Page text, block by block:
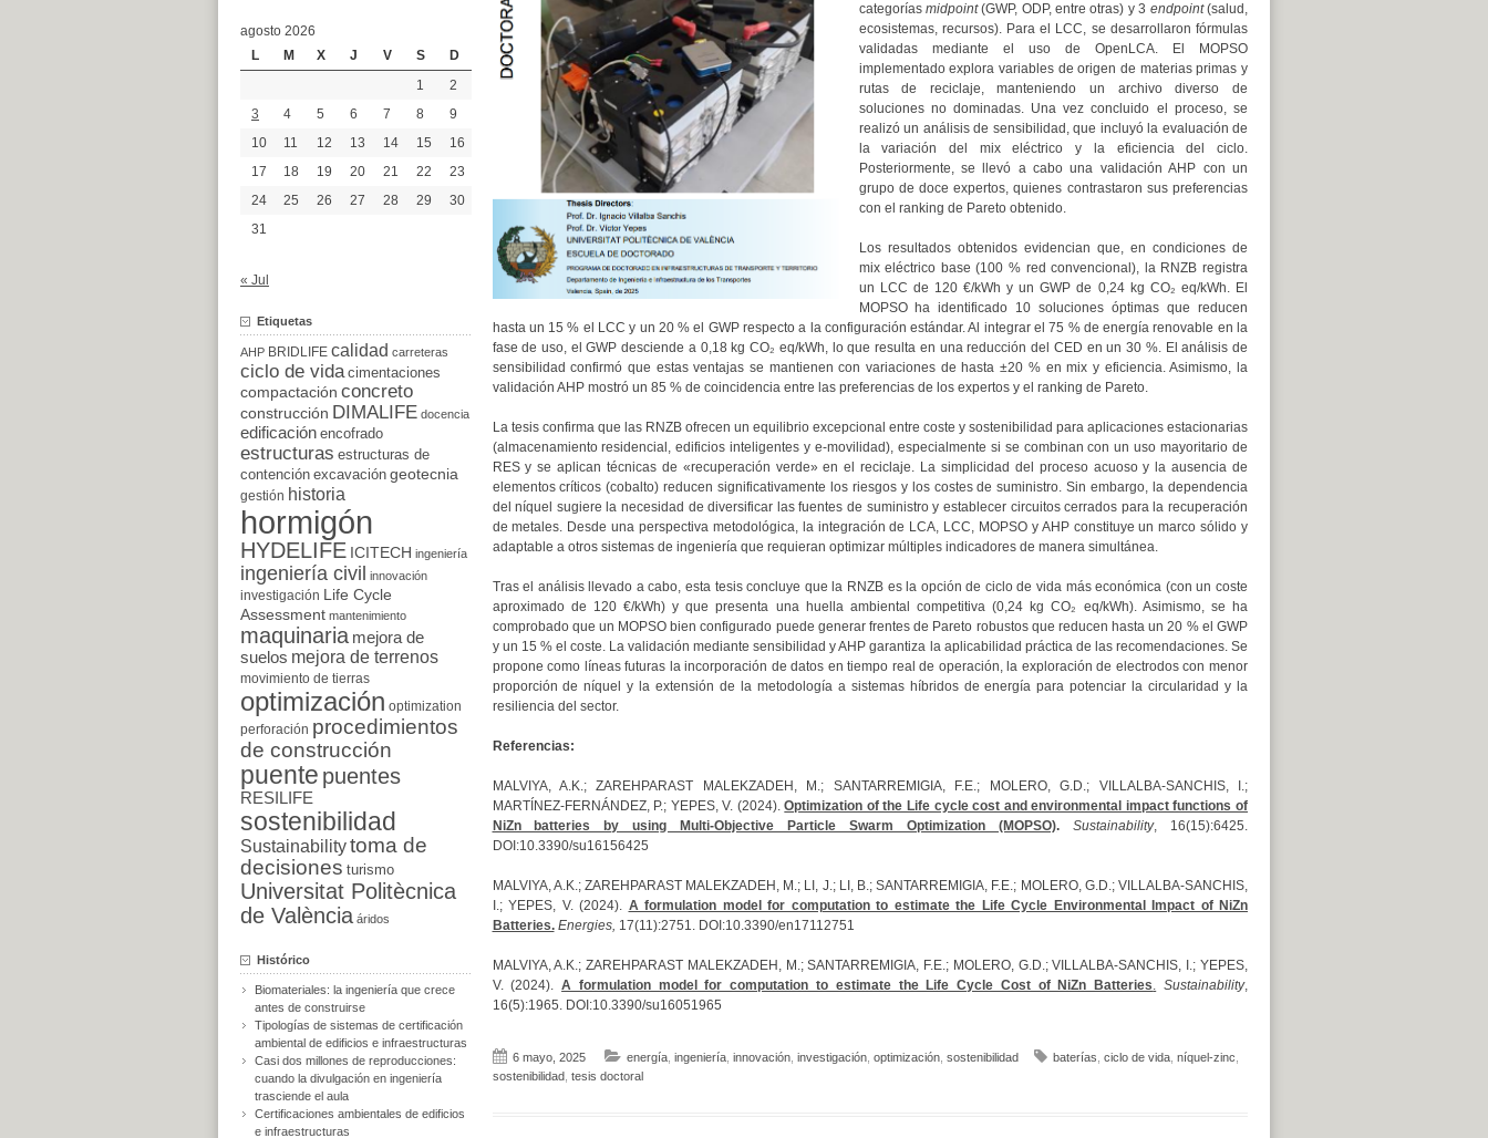
categorías midpoint(GWP, ODP, entre otras) y 3 endpoint(salud,
ecosistemas, recursos). Para el LCC, se desarrollaron fórmulas
validadas mediante el uso de OpenLCA. El MOPSO
implementado explora variables de origen de materias primas y
rutas de reciclaje, manteniendo un archivo diverso de
soluciones no dominadas. Una vez concluido el proceso, se
realizó un análisis de sensibilidad, que incluyó la evaluación de
la variación del mix eléctrico y la eficiencia del ciclo.
Posteriormente, se llevó a cabo una validación AHP con un
grupo de doce expertos, quienes contrastaron sus preferencias
con el ranking de Pareto obtenido.
Los resultados obtenidos evidencian que, en condiciones de
mix eléctrico base (100 % red convencional), la RNZB registra
un LCC de 120 €/kWh y un GWP de 0,24 kg CO₂ eq/kWh. El
MOPSO ha identificado 10 soluciones óptimas que reducen
hasta un 15 % el LCC y un 20 % el GWP respecto a la configuración estándar. Al integrar el 75 % de energía renovable en la
fase de uso, el GWP desciende a 0,18 kg CO₂ eq/kWh, lo que resulta en una reducción del CED en un 30 %. El análisis de
sensibilidad confirmó que estas ventajas se mantienen con variaciones de hasta ±20 % en mix y eficiencia. Asimismo, la
validación AHP mostró un 85 % de coincidencia entre las preferencias de los expertos y el ranking de Pareto.
La tesis confirma que las RNZB ofrecen un equilibrio excepcional entre coste y sostenibilidad para aplicaciones estacionarias
(almacenamiento residencial, edificios inteligentes y e-movilidad), especialmente si se combinan con un uso mayoritario de
RES y se aplican técnicas de «recuperación verde» en el reciclaje. La simplicidad del proceso acuoso y la ausencia de
elementos críticos (cobalto) reducen significativamente los riesgos y los costes de suministro. Sin embargo, la dependencia
del níquel sugiere la necesidad de diversificar las fuentes de suministro y establecer circuitos cerrados para la recuperación
de metales. Desde una perspectiva metodológica, la integración de LCA, LCC, MOPSO y AHP constituye un marco sólido y
adaptable a otros sistemas de ingeniería que requieran optimizar múltiples indicadores de manera simultánea.
Tras el análisis llevado a cabo, esta tesis concluye que la RNZB es la opción de ciclo de vida más económica (con un coste
aproximado de 120 €/kWh) y que presenta una huella ambiental competitiva (0,24 kg CO₂ eq/kWh). Asimismo, se ha
comprobado que un MOPSO bien configurado puede generar frentes de Pareto robustos que reducen hasta un 20 % el GWP
y un 15 % el coste. La validación mediante sensibilidad y AHP garantiza la aplicabilidad práctica de las recomendaciones. Se
propone como líneas futuras la incorporación de datos en tiempo real de operación, la exploración de electrodos con menor
proporción de níquel y la extensión de la metodología a sistemas híbridos de energía para potenciar la circularidad y la
resiliencia del sector.
Referencias:
MALVIYA, A.K.; ZAREHPARAST MALEKZADEH, M.; SANTARREMIGIA, F.E.; MOLERO, G.D.; VILLALBA-SANCHIS, I.;
MARTÍNEZ-FERNÁNDEZ, P.; YEPES, V. (2024).Optimization of the Life cycle cost and environmental impact functions of
NiZn batteries by using Multi-Objective Particle Swarm Optimization (MOPSO). Sustainability, 16(15):6425.
DOI:10.3390/su16156425
MALVIYA, A.K.; ZAREHPARAST MALEKZADEH, M.; LI, J.; LI, B.; SANTARREMIGIA, F.E.; MOLERO, G.D.; VILLALBA-SANCHIS,
I.; YEPES, V. (2024). A formulation model for computation to estimate the Life Cycle Environmental Impact of NiZn
Batteries. Energies, 17(11):2751. DOI:10.3390/en17112751
MALVIYA, A.K.; ZAREHPARAST MALEKZADEH, M.; SANTARREMIGIA, F.E.; MOLERO, G.D.; VILLALBA-SANCHIS, I.; YEPES,
V. (2024).A formulation model for computation to estimate the Life Cycle Cost of NiZn Batteries. Sustainability,
16(5):1965. DOI:10.3390/su16051965
6 mayo, 2025 energía, ingeniería, innovación, investigación, optimización, sostenibilidad baterías ciclo de vida, níquel-zinc
sostenibilidad tesis doctoral
agosto 2026
L
M X J V S
D
1
2
3
4 5 6 7 8
9
10
11 12 13 14 15
16
17
18 19 20 21 22
23
24
25 26 27 28 29
30
31
« Jul
Etiquetas
AHP BRIDLIFE calidad carreteras
ciclo de vida cimentaciones
compactación concreto
construcción DIMALIFE docencia
edificación encofrado
estructuras estructuras de
contención excavación geotecnia
gestión historia
hormigón
HYDELIFE ICITECH ingeniería
ingeniería civil innovación
investigación
Life Cycle
Assessment mantenimiento
maquinaria mejora de
suelos mejora de terrenos
movimiento de tierras
optimización optimization
perforación procedimientos
de construcción
puente puentes
RESILIFE
sostenibilidad
Sustainabilitytoma de
decisiones turismo
Universitat Politècnica
de València áridos
Histórico
Biomateriales: la ingeniería que crece
antes de construirse
Tipologías de sistemas de certificación
ambiental de edificios e infraestructuras
Casi dos millones de reproducciones:
cuando la divulgación en ingeniería
trasciende el aula
Certificaciones ambientales de edificios
e infraestructuras